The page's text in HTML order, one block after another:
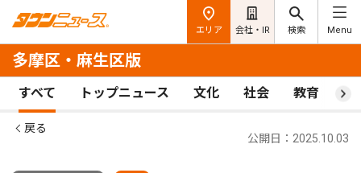
エリア 会社・IR 検索 Menu
多摩区・麻生区版
すべて トップニュース 文化 社会 教育 ス
戻る
公開日：2025.10.03